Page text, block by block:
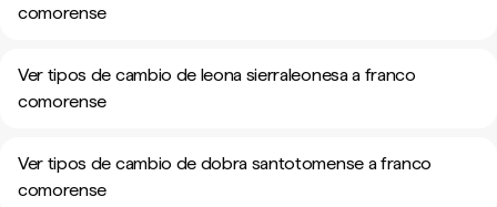
comorense
Ver tipos de cambio de leona sierraleonesa a franco
comorense
Ver tipos de cambio de dobra santotomense a franco
comorense